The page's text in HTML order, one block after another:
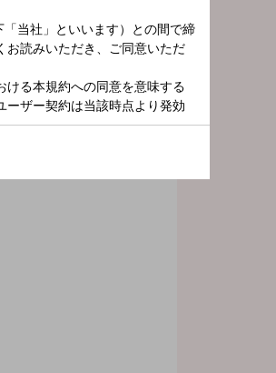
ドバイスを届けていきます！